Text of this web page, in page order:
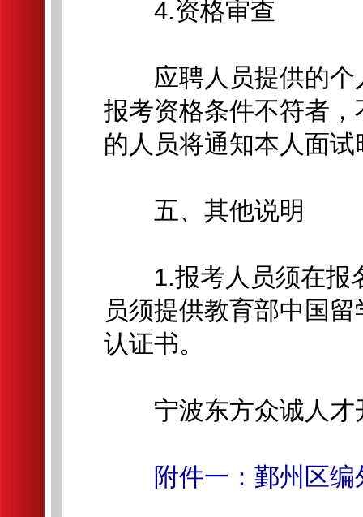
4.资格审查
应聘人员提供的个
报考资格条件不符者
的人员将通知本人面
五、其他说明
1.报考人员须在报
员须提供教育部中国
认证书。
宁波东方众诚人才
附件一：鄞州区